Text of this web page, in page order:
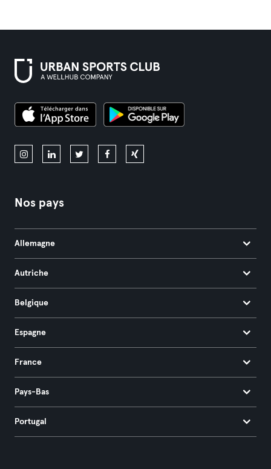
Nos pays
Allemagne
Autriche
Belgique
Espagne
France
Pays-Bas
Portugal